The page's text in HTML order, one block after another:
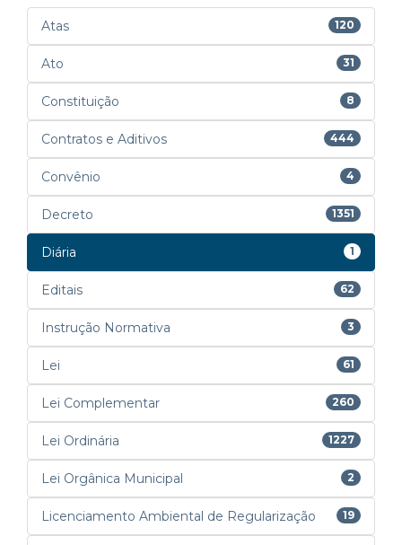
Atas 120
Ato 31
Constituição 8
Contratos e Aditivos 444
Convênio 4
Decreto 1351
Diária 1
Editais 62
Instrução Normativa 3
Lei 61
Lei Complementar 260
Lei Ordinária 1227
Lei Orgânica Municipal 2
Licenciamento Ambiental de Regularização 19